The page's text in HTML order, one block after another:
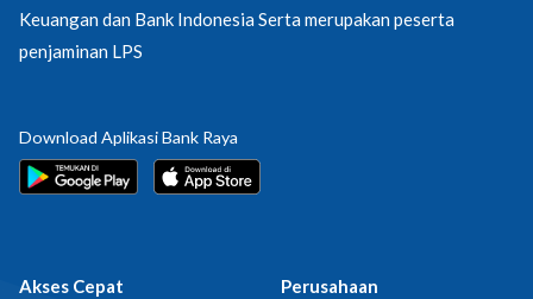
Keuangan dan Bank Indonesia Serta merupakan peserta
penjaminan LPS
Download Aplikasi Bank Raya
Akses Cepat Perusahaan